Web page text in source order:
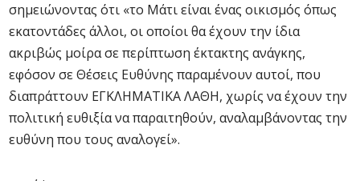
σημειώνοντας ότι «το Μάτι είναι ένας οικισμός όπως
εκατοντάδες άλλοι, οι οποίοι θα έχουν την ίδια
ακριβώς μοίρα σε περίπτωση έκτακτης ανάγκης,
εφόσον σε Θέσεις Ευθύνης παραμένουν αυτοί, που
διαπράττουν ΕΓΚΛΗΜΑΤΙΚΑ ΛΑΘΗ, χωρίς να έχουν την
πολιτική ευθιξία να παραιτηθούν, αναλαμβάνοντας την
ευθύνη που τους αναλογεί».